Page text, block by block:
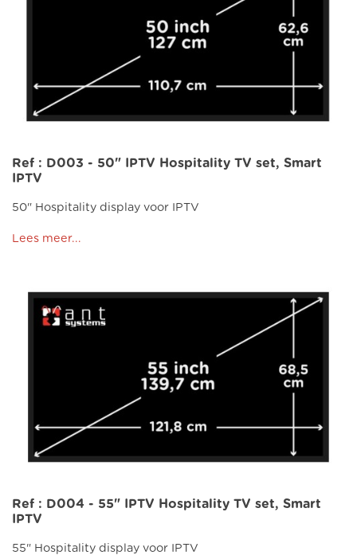
Ref : D003 - 50" IPTV Hospitality TV set, Smart
IPTV
50" Hospitality display voor IPTV
Lees meer...
Ref : D004 - 55" IPTV Hospitality TV set, Smart
IPTV
55" Hospitality display voor IPTV